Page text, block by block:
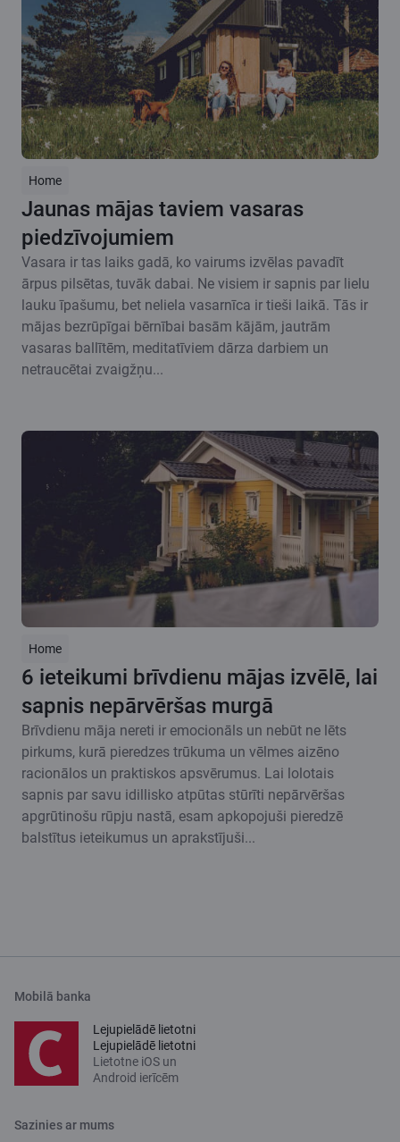
Home
Jaunas mājas taviem vasaras
piedzīvojumiem
Vasara ir tas laiks gadā, ko vairums izvēlas pavadīt
ārpus pilsētas, tuvāk dabai. Ne visiem ir sapnis par lielu
lauku īpašumu, bet neliela vasarnīca ir tieši laikā. Tās ir
mājas bezrūpīgai bērnībai basām kājām, jautrām
vasaras ballītēm, meditatīviem dārza darbiem un
netraucētai zvaigžņu...
Home
6 ieteikumi brīvdienu mājas izvēlē, lai
sapnis nepārvēršas murgā
Brīvdienu māja nereti ir emocionāls un nebūt ne lēts
pirkums, kurā pieredzes trūkuma un vēlmes aizēno
racionālos un praktiskos apsvērumus. Lai lolotais
sapnis par savu idillisko atpūtas stūrīti nepārvēršas
apgrūtinošu rūpju nastā, esam apkopojuši pieredzē
balstītus ieteikumus un aprakstījuši...
Mobilā banka
Lejupielādē lietotni
Lejupielādē lietotni
Lietotne iOS un
Android ierīcēm
Sazinies ar mums